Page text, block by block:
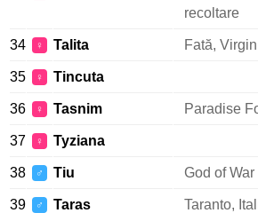
recoltare
34 ♀ Talita Fată,
35 ♀ Tincuta
36 ♀ Tasnim Paradise
37 ♀ Tyziana
38 ♂ Tiu God of War
39 ♂ Taras Taranto,